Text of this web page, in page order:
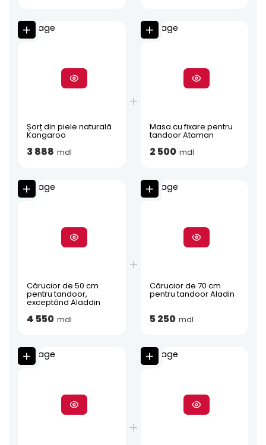
Șorț din piele naturală
Kangaroo
3 888 mdl
Masa cu fixare pentru
tandoor Ataman
2 500 mdl
Cărucior de 50 cm
pentru tandoor,
exceptând Aladdin
4 550 mdl
Cărucior de 70 cm
pentru tandoor Aladin
5 250 mdl